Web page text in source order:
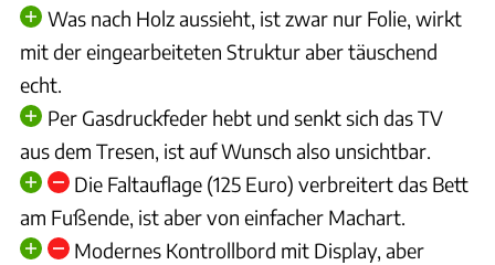
Was nach Holz aussieht, ist zwar nur Folie, wirkt
mit der eingearbeiteten Struktur aber täuschend
echt.
Per Gasdruckfeder hebt und senkt sich das TV
aus dem Tresen, ist auf Wunsch also unsichtbar.
Die Faltauflage (125 Euro) verbreitert das Bett
am Fußende, ist aber von einfacher Machart.
Modernes Kontrollbord mit Display, aber